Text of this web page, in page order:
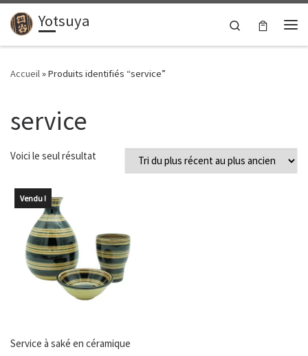
Passer au contenu
Yotsuya
Search
Accueil»Produits identifiés “service”
service
Voici le seul résultat
Vendu !
Service à saké en céramique